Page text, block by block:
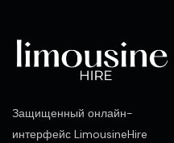
Защищенный онлайн-
интерфейс LimousineHire